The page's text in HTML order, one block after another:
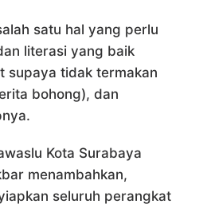
satu hal yang perlu
literasi yang baik
supaya tidak termakan
bohong), dan
Kota Surabaya
menambahkan,
seluruh perangkat